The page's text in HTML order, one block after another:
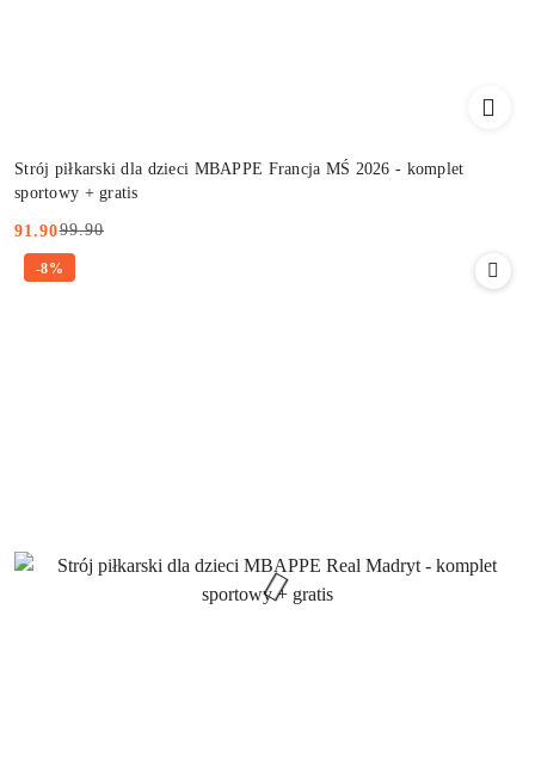
Strój piłkarski dla dzieci MBAPPE Francja MŚ 2026 - komplet
sportowy + gratis
Cena
promocyjna:
91.90
Cena
przed
99.90
-8%